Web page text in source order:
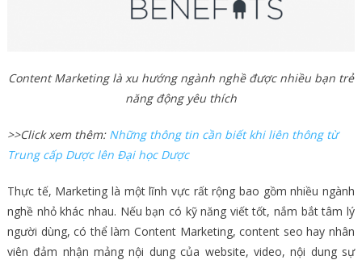
Content Marketing là xu hướng ngành nghề được nhiều bạn trẻ
năng động yêu thích
>>Click xem thêm: Những thông tin cần biết khi liên thông từ
Trung cấp Dược lên Đại học Dược
Thực tế, Marketing là một lĩnh vực rất rộng bao gồm nhiều ngành
nghề nhỏ khác nhau. Nếu bạn có kỹ năng viết tốt, nắm bắt tâm lý
người dùng, có thể làm Content Marketing, content seo hay nhân
viên đảm nhận mảng nội dung của website, video, nội dung sự